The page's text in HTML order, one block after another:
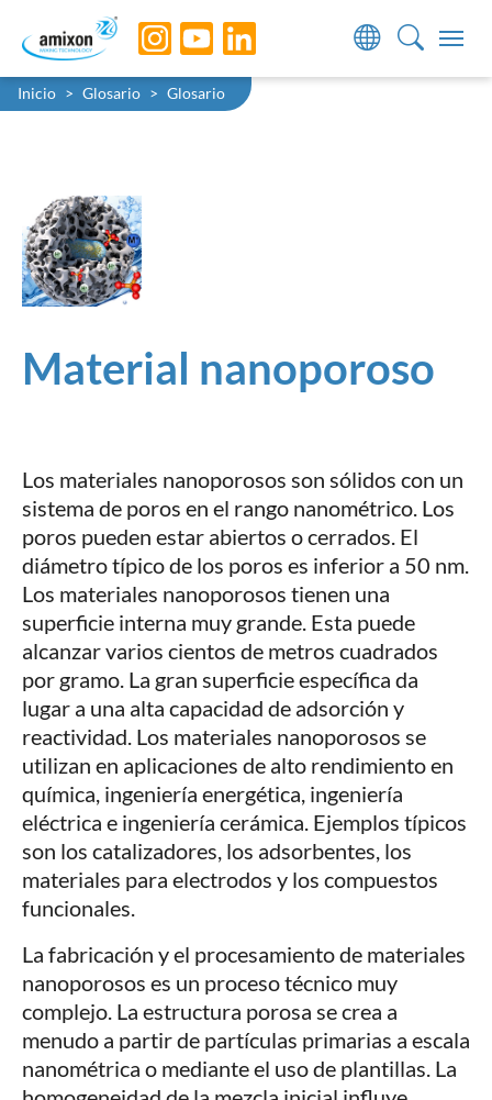
Skip to main navigation
Skip to main content
Skip to page footer
You are here:
Inicio Glosario Glosario
Material nanoporoso
Los materiales nanoporosos son sólidos con un
sistema de poros en el rango nanométrico. Los
poros pueden estar abiertos o cerrados. El
diámetro típico de los poros es inferior a 50 nm.
Los materiales nanoporosos tienen una
superficie interna muy grande. Esta puede
alcanzar varios cientos de metros cuadrados
por gramo. La gran superficie específica da
lugar a una alta capacidad de adsorción y
reactividad. Los materiales nanoporosos se
utilizan en aplicaciones de alto rendimiento en
química, ingeniería energética, ingeniería
eléctrica e ingeniería cerámica. Ejemplos típicos
son los catalizadores, los adsorbentes, los
materiales para electrodos y los compuestos
funcionales.
La fabricación y el procesamiento de materiales
nanoporosos es un proceso técnico muy
complejo. La estructura porosa se crea a
menudo a partir de partículas primarias a escala
nanométrica o mediante el uso de plantillas. La